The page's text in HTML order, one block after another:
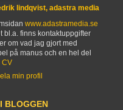
lindqvist, adastra media
www.adastramedia.se
bl.a. finns kontaktuppgifter
om vad jag gjort med
på manus och en hel del
CV
min profil
BLOGGEN